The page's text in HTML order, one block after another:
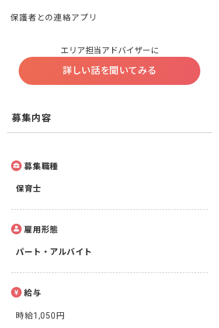
保護者との連絡アプリ
エリア担当アドバイザーに
詳しい話を聞いてみる
募集内容
募集職種
保育士
雇用形態
パート・アルバイト
給与
時給1,050円